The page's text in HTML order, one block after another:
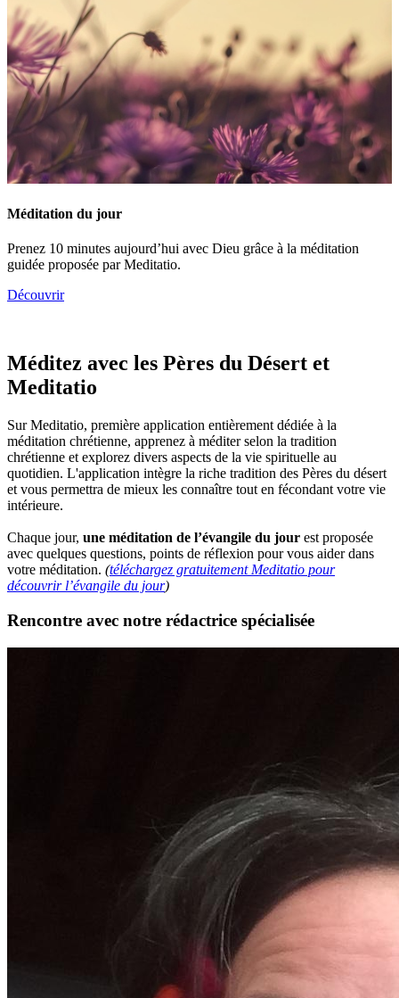
Méditation du jour
Prenez 10 minutes aujourd’hui avec Dieu grâce à la méditation
guidée proposée par Meditatio.
Découvrir
Méditez avec les Pères du Désert et
Meditatio
Sur Meditatio, première application entièrement dédiée à la
méditation chrétienne, apprenez à méditer selon la tradition
chrétienne et explorez divers aspects de la vie spirituelle au
quotidien. L'application intègre la riche tradition des Pères du désert
et vous permettra de mieux les connaître tout en fécondant votre vie
intérieure.
Chaque jour, une méditation de l’évangile du jour est proposée
avec quelques questions, points de réflexion pour vous aider dans
votre méditation. (téléchargez gratuitement Meditatio pour
découvrir l’évangile du jour)
Rencontre avec notre rédactrice spécialisée